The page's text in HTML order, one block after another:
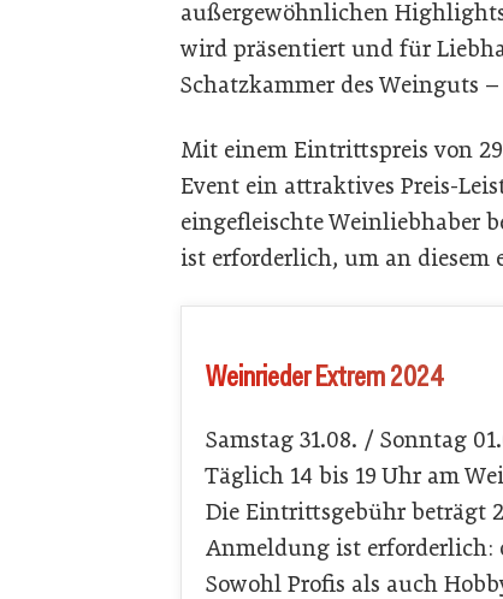
außergewöhnlichen
wird präsentiert und für
Schatzkammer des Weinguts
Mit einem Eintrittspreis von
Event ein attraktives Preis-
eingefleischte Weinliebhaber
ist erforderlich, um an
Weinrieder Extrem 2024
Samstag 31.08. / Sonntag
Täglich 14 bis 19 Uhr am
Die Eintrittsgebühr beträgt
Anmeldung ist erforderlich:
Sowohl Profis als auch